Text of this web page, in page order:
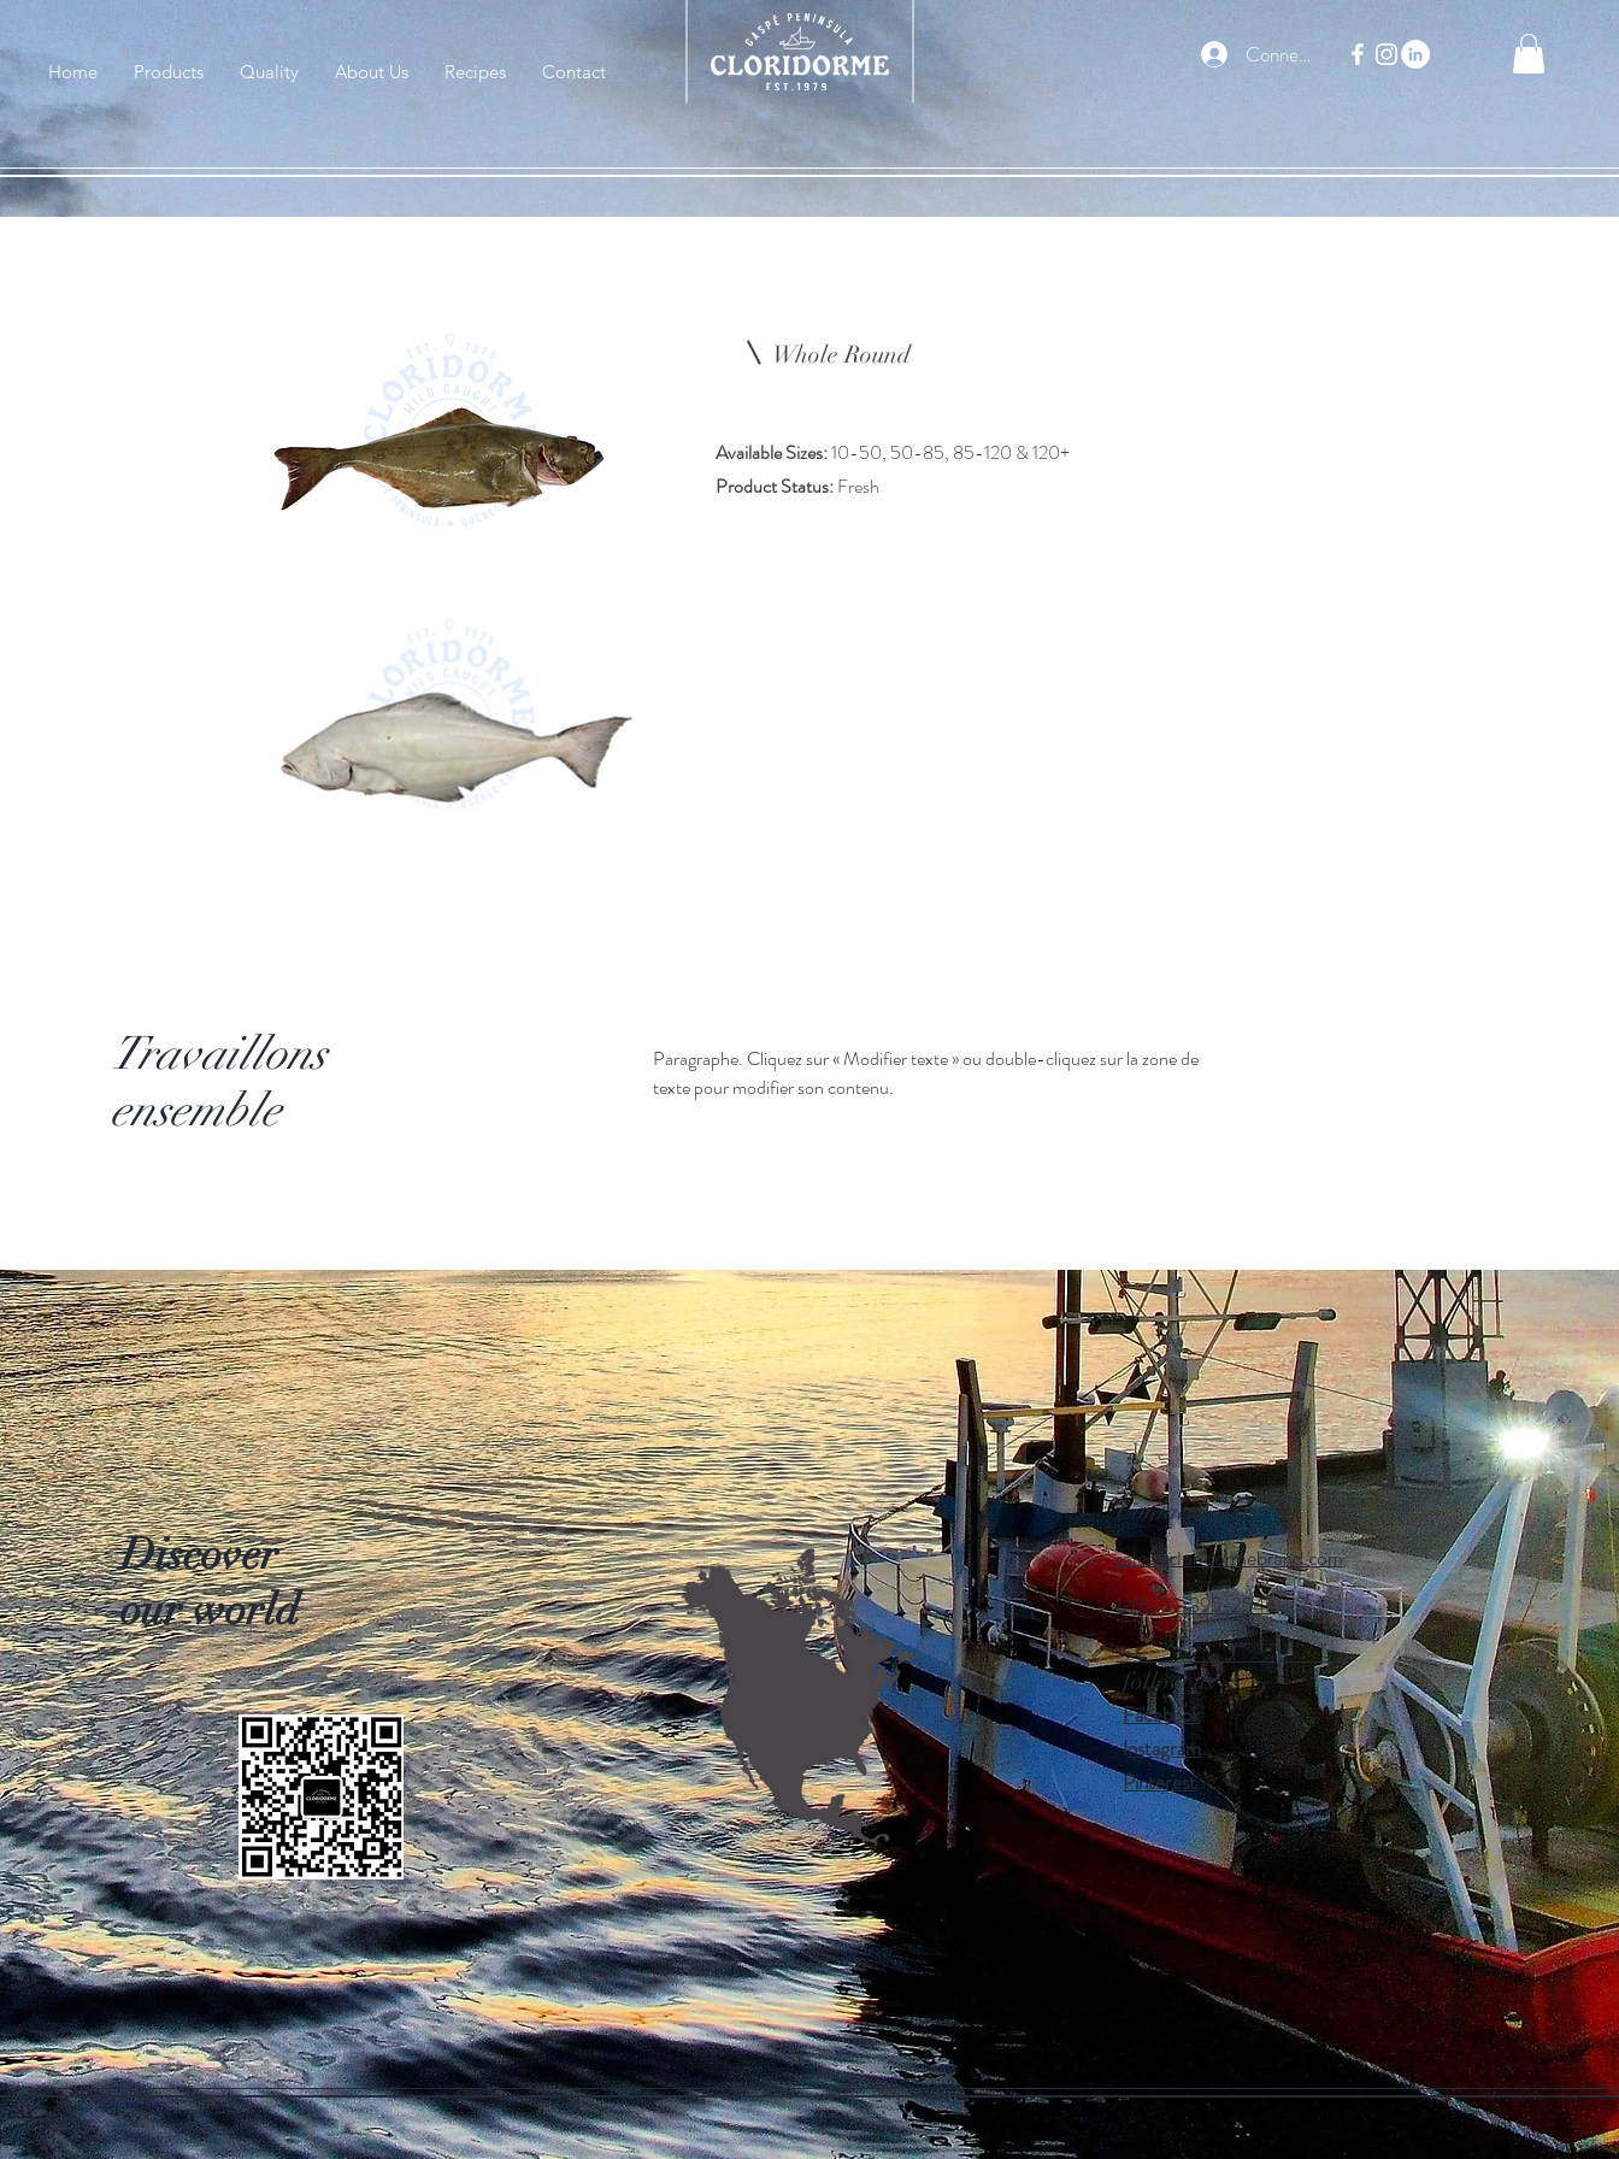
Connexion
Home Products Quality About Us Recipes Contact
Services exclusifs Whole Round
Available Sizes:10-50, 50-85, 85-120 & 120+
Product Status:Fresh
Travaillons
ensemble
Paragraphe. Cliquez sur « Modifier texte » ou double-cliquez sur la zone de
texte pour modifier son contenu.
Contact
Discover
our world
sales@cloridormebrand.com
1-(833)-395-2545
follow us
Facebook
Instagram
Pinterest